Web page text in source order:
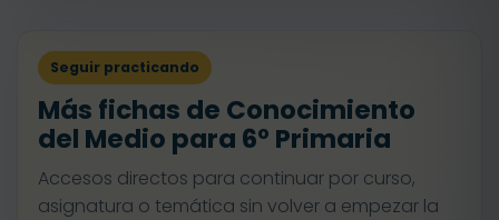
Seguir practicando
Más fichas de Conocimiento
del Medio para 6º Primaria
Accesos directos para continuar por curso,
asignatura o temática sin volver a empezar la